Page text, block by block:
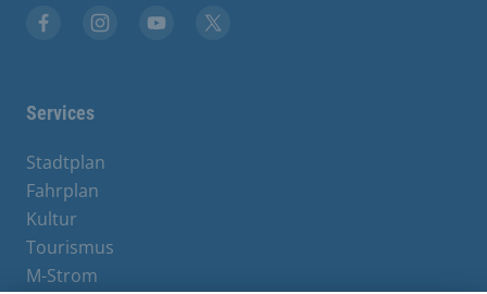
Services
Stadtplan
Fahrplan
Kultur
Tourismus
M-Strom